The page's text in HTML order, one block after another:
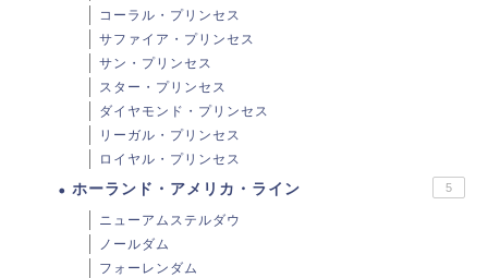
コーラル・プリンセス
サファイア・プリンセス
サン・プリンセス
スター・プリンセス
ダイヤモンド・プリンセス
リーガル・プリンセス
ロイヤル・プリンセス
ホーランド・アメリカ・ライン 5
ニューアムステルダウ
ノールダム
フォーレンダム